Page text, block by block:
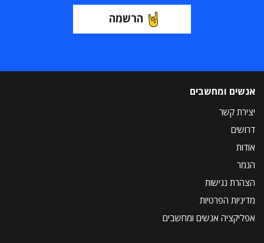
הרשמה
אנשים ומחשבים
יצירת קשר
דרושים
אודות
הנמר
הצהרת נגישות
מדיניות הפרטיות
אפליקציה אנשים ומחשבים